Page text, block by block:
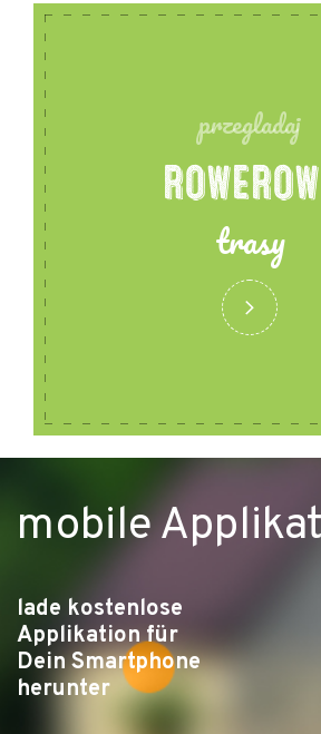
przegladaj
trasy
mobile
lade kostenlose
Applikation für
Dein Smartphone
herunter